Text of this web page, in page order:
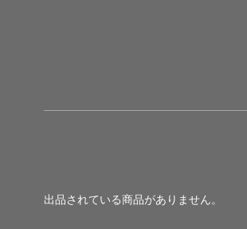
出品されている商品がありません。